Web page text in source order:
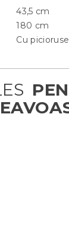
43,5 cm
180 cm
Cu picioruse